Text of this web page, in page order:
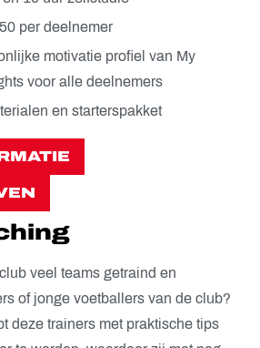
per deelnemer
motivatie profiel van My
voor alle deelnemers
en starterspakket
veel teams getraind en
of jonge voetballers van de club?
deze trainers met praktische tips